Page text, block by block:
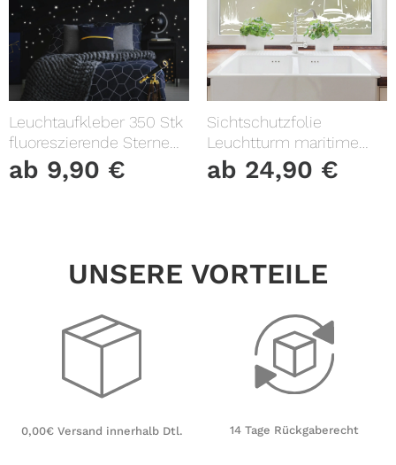
Leuchtaufkleber 350 Stk
fluoreszierende Sterne
und Punkte leuchten im
Dunklen Kinderzimmer
ab 9,90 €
Sichtschutzfolie
Leuchtturm maritime
Fensterfolie Fensterdeko
Milchglasfolie
ab 24,90 €
UNSERE VORTEILE
0,00€ Versand innerhalb Dtl. 14 Tage Rückgaberecht